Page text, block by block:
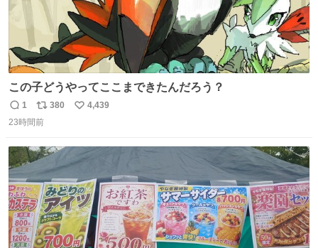
この子どうやってここまできたんだろう？
返
信
1
リ
ポ
ト
数
380
い
数
4,439
23時間前